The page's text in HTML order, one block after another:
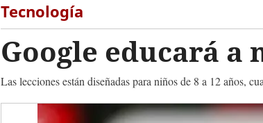
Tecnología
Google educará
Las lecciones están diseñadas para niños de 8 a 12 años,